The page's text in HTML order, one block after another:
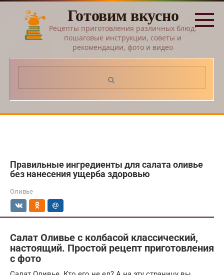
Перейти
контенту
Готовим вкусно
Рецепты приготовления различных блюд:
пошаговые инструкции, советы и
рекомендации, фото и видео
Правильные ингредиенты для салата оливье
без нанесения ущерба здоровью
Оливье
Салат Оливье с колбасой классический,
настоящий. Простой рецепт приготовления
с фото